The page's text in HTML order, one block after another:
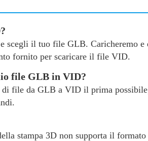
scegli il tuo file GLB. Caricheremo
fornito per scaricare il file VID.
file GLB in VID?
file da GLB a VID il prima
stampa 3D non supporta il